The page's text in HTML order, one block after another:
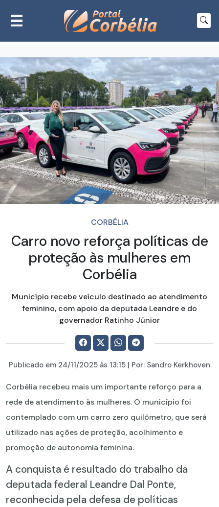
CORBÉLIA
Carro novo reforça políticas de
proteção às mulheres em
Corbélia
Município recebe veículo destinado ao atendimento
feminino, com apoio da deputada Leandre e do
governador Ratinho Júnior
Publicado em 24/11/2025 às 13:15 | Por: Sandro Kerkhoven
Corbélia recebeu mais um importante reforço para a
rede de atendimento às mulheres. O município foi
contemplado com um carro zero quilômetro, que será
utilizado nas ações de proteção, acolhimento e
promoção de autonomia feminina.
A conquista é resultado do trabalho da
deputada federal Leandre Dal Ponte,
reconhecida pela defesa de políticas